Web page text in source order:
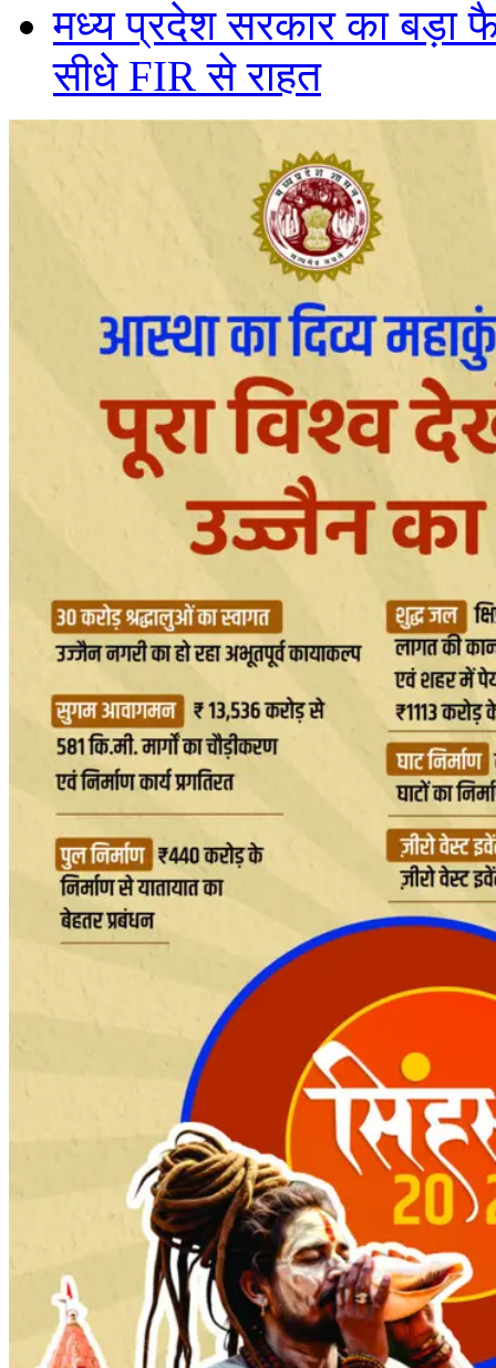
मध्य प्रदेश सरकार का बड़ा
सीधे FIR से राहत